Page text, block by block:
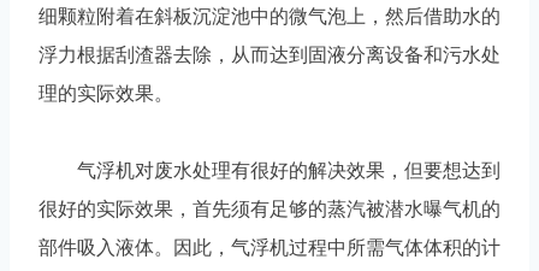
细颗粒附着在斜板沉淀池中的微气泡上，然后借助水的
浮力根据刮渣器去除，从而达到固液分离设备和污水处
理的实际效果。
气浮机对废水处理有很好的解决效果，但要想达到
很好的实际效果，首先须有足够的蒸汽被潜水曝气机的
部件吸入液体。因此，气浮机过程中所需气体体积的计